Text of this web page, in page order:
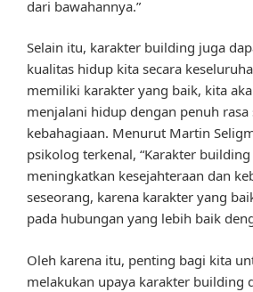
dari bawahannya.”
Selain itu, karakter building juga
kualitas hidup kita secara
memiliki karakter yang baik, kita
menjalani hidup dengan penuh rasa
kebahagiaan. Menurut Martin
psikolog terkenal, “Karakter
meningkatkan kesejahteraan dan
seseorang, karena karakter yang
pada hubungan yang lebih baik
Oleh karena itu, penting bagi kita
melakukan upaya karakter building